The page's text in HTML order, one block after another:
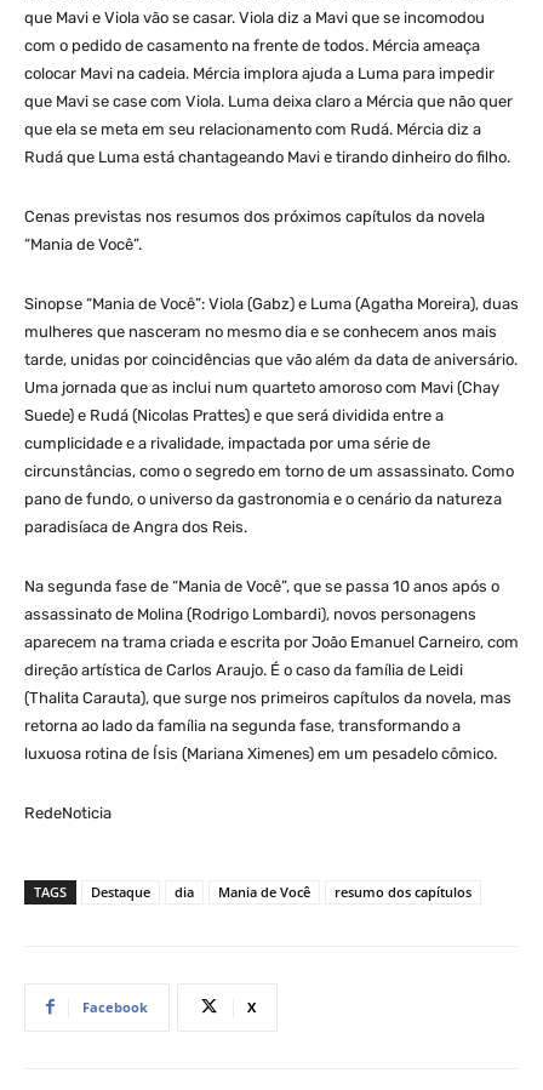
que Mavi e Viola vão se casar. Viola diz a Mavi que se incomodou
com o pedido de casamento na frente de todos. Mércia ameaça
colocar Mavi na cadeia. Mércia implora ajuda a Luma para impedir
que Mavi se case com Viola. Luma deixa claro a Mércia que não quer
que ela se meta em seu relacionamento com Rudá. Mércia diz a
Rudá que Luma está chantageando Mavi e tirando dinheiro do filho.
Cenas previstas nos resumos dos próximos capítulos da novela
“Mania de Você”.
Sinopse “Mania de Você”: Viola (Gabz) e Luma (Agatha Moreira), duas
mulheres que nasceram no mesmo dia e se conhecem anos mais
tarde, unidas por coincidências que vão além da data de aniversário.
Uma jornada que as inclui num quarteto amoroso com Mavi (Chay
Suede) e Rudá (Nicolas Prattes) e que será dividida entre a
cumplicidade e a rivalidade, impactada por uma série de
circunstâncias, como o segredo em torno de um assassinato. Como
pano de fundo, o universo da gastronomia e o cenário da natureza
paradisíaca de Angra dos Reis.
Na segunda fase de “Mania de Você”, que se passa 10 anos após o
assassinato de Molina (Rodrigo Lombardi), novos personagens
aparecem na trama criada e escrita por João Emanuel Carneiro, com
direção artística de Carlos Araujo. É o caso da família de Leidi
(Thalita Carauta), que surge nos primeiros capítulos da novela, mas
retorna ao lado da família na segunda fase, transformando a
luxuosa rotina de Ísis (Mariana Ximenes) em um pesadelo cômico.
RedeNoticia
TAGS Destaque dia Mania de Você resumo dos capítulos
Facebook X